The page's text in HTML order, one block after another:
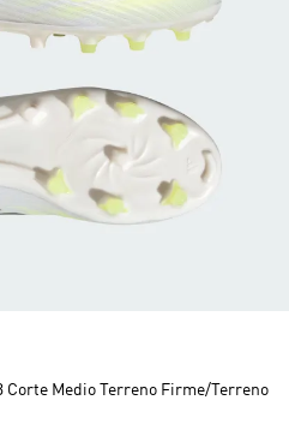
Corte Medio Terreno Firme/Terreno